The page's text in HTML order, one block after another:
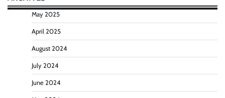
May 2025
April 2025
August 2024
July 2024
June 2024